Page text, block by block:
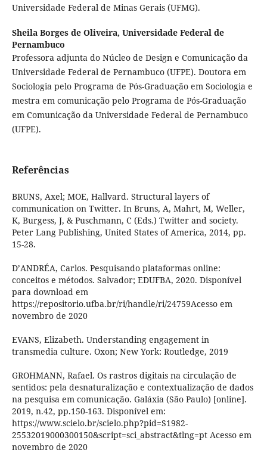
Universidade Federal de Minas Gerais (UFMG).
Sheila Borges de Oliveira, Universidade Federal de
Pernambuco
Professora adjunta do Núcleo de Design e Comunicação da
Universidade Federal de Pernambuco (UFPE). Doutora em
Sociologia pelo Programa de Pós-Graduação em Sociologia e
mestra em comunicação pelo Programa de Pós-Graduação
em Comunicação da Universidade Federal de Pernambuco
(UFPE).
Referências
BRUNS, Axel; MOE, Hallvard. Structural layers of
communication on Twitter. In Bruns, A, Mahrt, M, Weller,
K, Burgess, J, & Puschmann, C (Eds.) Twitter and society.
Peter Lang Publishing, United States of America, 2014, pp.
15-28.
D’ANDRÉA, Carlos. Pesquisando plataformas online:
conceitos e métodos. Salvador; EDUFBA, 2020. Disponível
para download em
https://repositorio.ufba.br/ri/handle/ri/24759Acesso em
novembro de 2020
EVANS, Elizabeth. Understanding engagement in
transmedia culture. Oxon; New York: Routledge, 2019
GROHMANN, Rafael. Os rastros digitais na circulação de
sentidos: pela desnaturalização e contextualização de dados
na pesquisa em comunicação. Galáxia (São Paulo) [online].
2019, n.42, pp.150-163. Disponível em:
https://www.scielo.br/scielo.php?pid=S1982-
25532019000300150&script=sci_abstract&tlng=pt Acesso em
novembro de 2020